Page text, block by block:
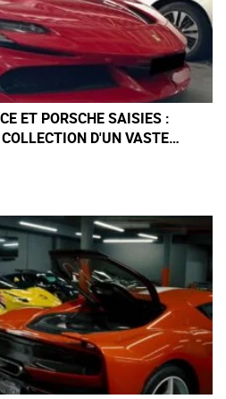
ET PORSCHE SAISIES :
D'UN VASTE